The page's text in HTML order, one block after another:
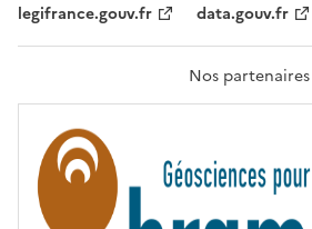
F
A
T
R
T
É
legifrance.gouv.fr
data.gouv.fr
Nos partenaires